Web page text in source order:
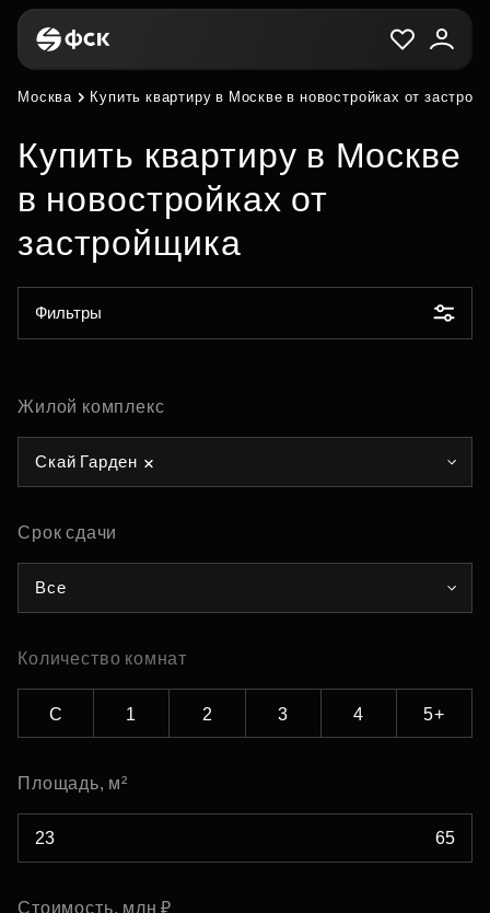
Москва Купить квартиру в Москве в новостройках от
Купить квартиру в Москве
в новостройках от
застройщика
Фильтры
Жилой комплекс
Скай Гарден
Срок сдачи
Все
Количество комнат
С 1 2 3 4 5+
Площадь, м²
Стоимость, млн ₽